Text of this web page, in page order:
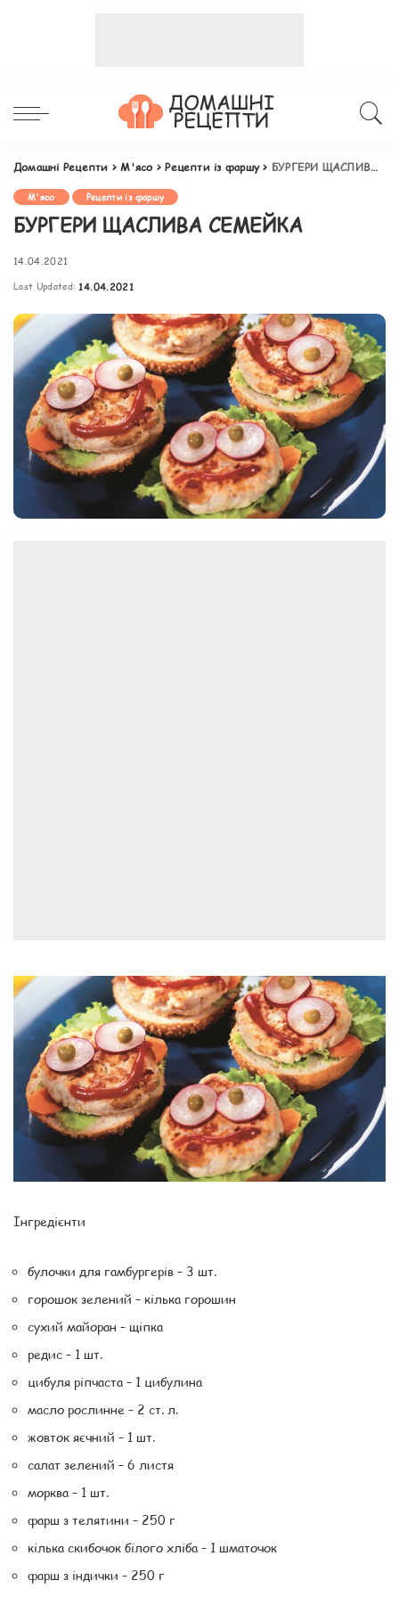
Домашні Рецепти >М'ясо>Рецепти із фаршу> БУРГЕРИ ЩАСЛИВА СЕМЕЙКА
М'ясо Рецепти із фаршу
БУРГЕРИ ЩАСЛИВА СЕМЕЙКА
14.04.2021
Last Updated: 14.04.2021
Інгредієнти
булочки для гамбургерів – 3 шт.
горошок зелений – кілька горошин
сухий майоран – щіпка
редис – 1 шт.
цибуля ріпчаста – 1 цибулина
масло рослинне – 2 ст. л.
жовток яєчний – 1 шт.
салат зелений – 6 листя
морква – 1 шт.
фарш з телятини – 250 г
кілька скибочок білого хліба – 1 шматочок
фарш з індички – 250 г